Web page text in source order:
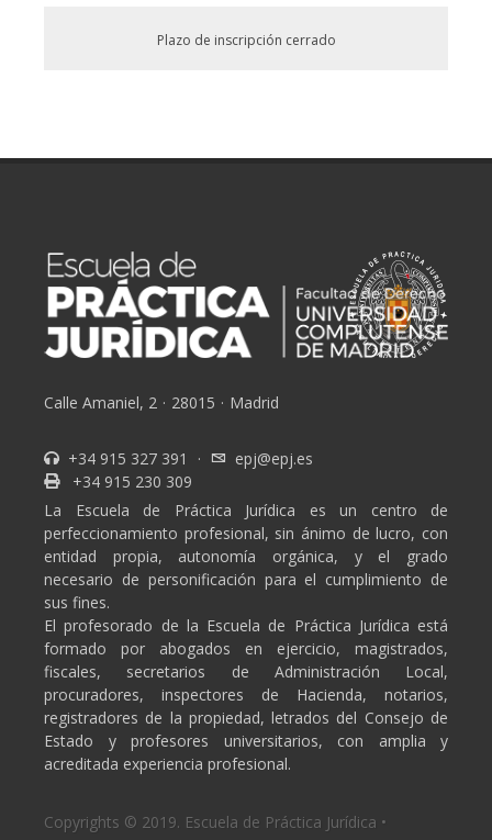
Plazo de inscripción cerrado
Calle Amaniel, 2 · 28015 · Madrid
+34 915 327 391 ·
epj@epj.es
+34 915 230 309
La Escuela de Práctica Jurídica es un centro de
perfeccionamiento profesional, sin ánimo de lucro, con
entidad propia, autonomía orgánica, y el grado
necesario de personificación para el cumplimiento de
sus fines.
El profesorado de la Escuela de Práctica Jurídica está
formado por abogados en ejercicio, magistrados,
fiscales, secretarios de Administración Local,
procuradores, inspectores de Hacienda, notarios,
registradores de la propiedad, letrados del Consejo de
Estado y profesores universitarios, con amplia y
acreditada experiencia profesional.
Copyrights © 2019. Escuela de Práctica Jurídica •